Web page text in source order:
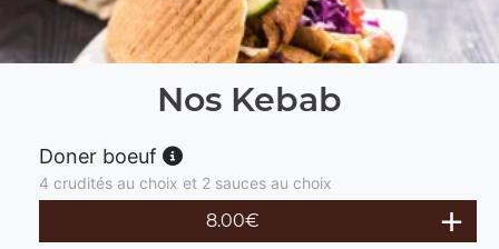
Nos Kebab
Doner boeuf
4 crudités au choix et 2 sauces au choix
8.00€